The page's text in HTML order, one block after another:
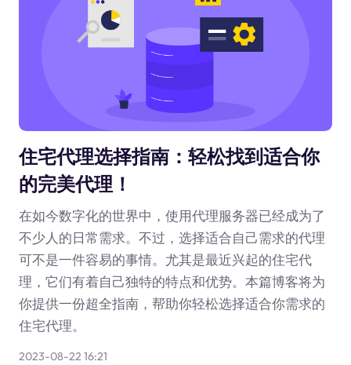
住宅代理选择指南：轻松找到适合你
的完美代理！
在如今数字化的世界中，使用代理服务器已经成为了
不少人的日常需求。不过，选择适合自己需求的代理
可不是一件容易的事情。尤其是最近兴起的住宅代
理，它们有着自己独特的特点和优势。本篇博客将为
你提供一份超全指南，帮助你轻松选择适合你需求的
住宅代理。
2023-08-22 16:21